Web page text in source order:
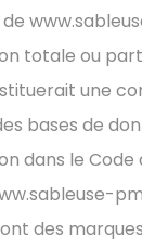
totale ou
une
bases de
dans le Code
des